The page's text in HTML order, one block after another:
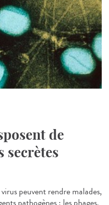
de
secrètes
peuvent rendre malades,
pathogènes : les phages.